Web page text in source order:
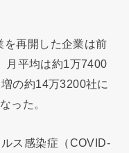
を再開した企業は前
月平均は約1万7400
の約14万3200社に
った。
ス感染症（COVID-